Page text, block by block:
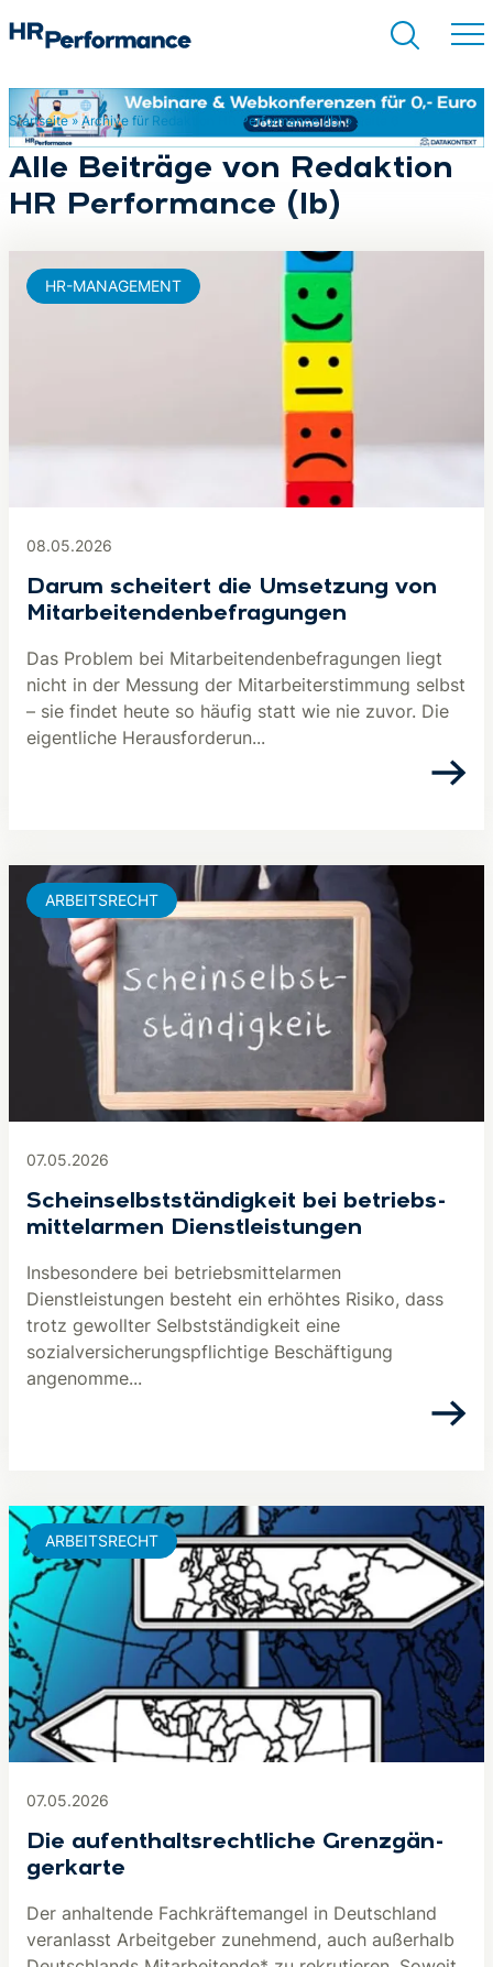
Suchen
Startseite» Archive für Redaktion HR Performance (lb)»Seite 6
Alle Beiträge von Redaktion
HR Performance (lb)
08.05.2026
Darum scheitert die Umsetzung von
Mitarbeitendenbefragungen
Das Problem bei Mitarbeitendenbefragungen liegt
nicht in der Messung der Mitarbeiterstimmung selbst
– sie findet heute so häufig statt wie nie zuvor. Die
eigentliche Herausforderun...
HR-MANAGEMENT
07.05.2026
Schein­selb­ststän­dig­keit bei be­triebs­
mit­tel­ar­men Dienst­leis­tun­gen
Insbesondere bei betriebsmittelarmen
Dienstleistungen besteht ein erhöhtes Risiko, dass
trotz gewollter Selbstständigkeit eine
sozialversicherungspflichtige Beschäftigung
angenomme...
ARBEITSRECHT
07.05.2026
Die auf­ent­halts­recht­li­che Grenz­gän­
ger­kar­te
Der anhaltende Fachkräftemangel in Deutschland
veranlasst Arbeitgeber zunehmend, auch außerhalb
ARBEITSRECHT